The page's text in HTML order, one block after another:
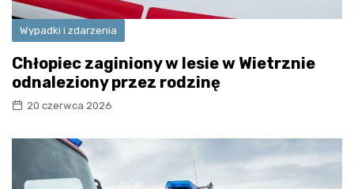
Wypadki i zdarzenia
Chłopiec zaginiony w lesie w Wietrznie
odnaleziony przez rodzinę
20 czerwca 2026